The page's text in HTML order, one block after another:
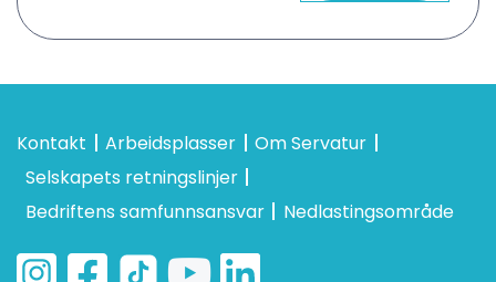
Kontakt Arbeidsplasser
Om Servatur
Selskapets retningslinjer
Bedriftens samfunnsansvar
Nedlastingsområde